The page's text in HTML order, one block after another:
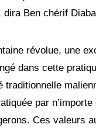
dira Ben chérif
révolue, une
dans cette
traditionnelle
par
Ces valeurs